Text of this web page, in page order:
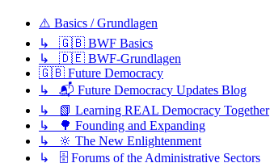
⚠️ Basics / Grundlagen
↳ 🇬🇧 BWF Basics
↳ 🇩🇪 BWF-Grundlagen
🇬🇧 Future Democracy
↳ 📬 Future Democracy Updates Blog
↳ 📗 Learning REAL Democracy Together
↳ 🌳 Founding and Expanding
↳ 🔆 The New Enlightenment
↳ 🗄️ Forums of the Administrative Sectors